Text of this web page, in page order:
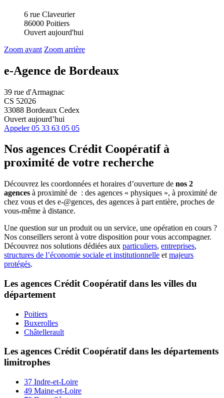
6 rue Claveurier
86000 Poitiers
Ouvert aujourd'hui
Zoom avant Zoom arrière
e-Agence de Bordeaux
39 rue d'Armagnac
CS 52026
33088 Bordeaux Cedex
Ouvert aujourd’hui
Appeler 05 33 63 05 05
Nos agences Crédit Coopératifà
proximité de votre recherche
Découvrez les coordonnées et horaires d’ouverture de nos 2
agences à proximité de : des agences « physiques », à proximité de
chez vous et des e-@gences, des agences à part entière, proches de
vous-même à distance.
Une question sur un produit ou un service, une opération en cours ?
Nos conseillers seront à votre disposition pour vous accompagner.
Découvrez nos solutions dédiées aux particuliers, entreprises,
structures de l’économie sociale et institutionnelle et majeurs
protégés.
Les agences Crédit Coopératif dans les villes du
département
Poitiers
Buxerolles
Châtellerault
Les agences Crédit Coopératif dans les départements
limitrophes
37 Indre-et-Loire
49 Maine-et-Loire